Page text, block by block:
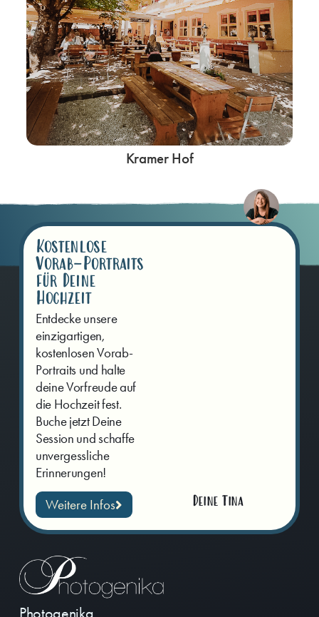
Kramer Hof
Kostenlose
Vorab-Portraits
für Deine
Hochzeit
Entdecke unsere
einzigartigen,
kostenlosen Vorab-
Portraits und halte
deine Vorfreude auf
die Hochzeit fest.
Buche jetzt Deine
Session und schaffe
unvergessliche
Erinnerungen!
Weitere Infos
Deine Tina